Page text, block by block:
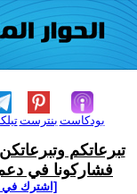
بنترست بودكاست
تبرعاتكم
فشاركونا في دعم
[اشترك في